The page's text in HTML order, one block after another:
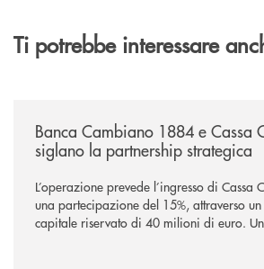
Ti potrebbe interessare
Banca Cambiano 1884 e Cassa
siglano la partnership strategica
L’operazione prevede l’ingresso di Cassa
una partecipazione del 15%, attraverso
capitale riservato di 40 milioni di euro.
comuni e sulla prossimità ai territori, per